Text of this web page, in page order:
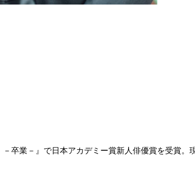
業－』で日本アカデミー賞新人俳優賞を受賞。